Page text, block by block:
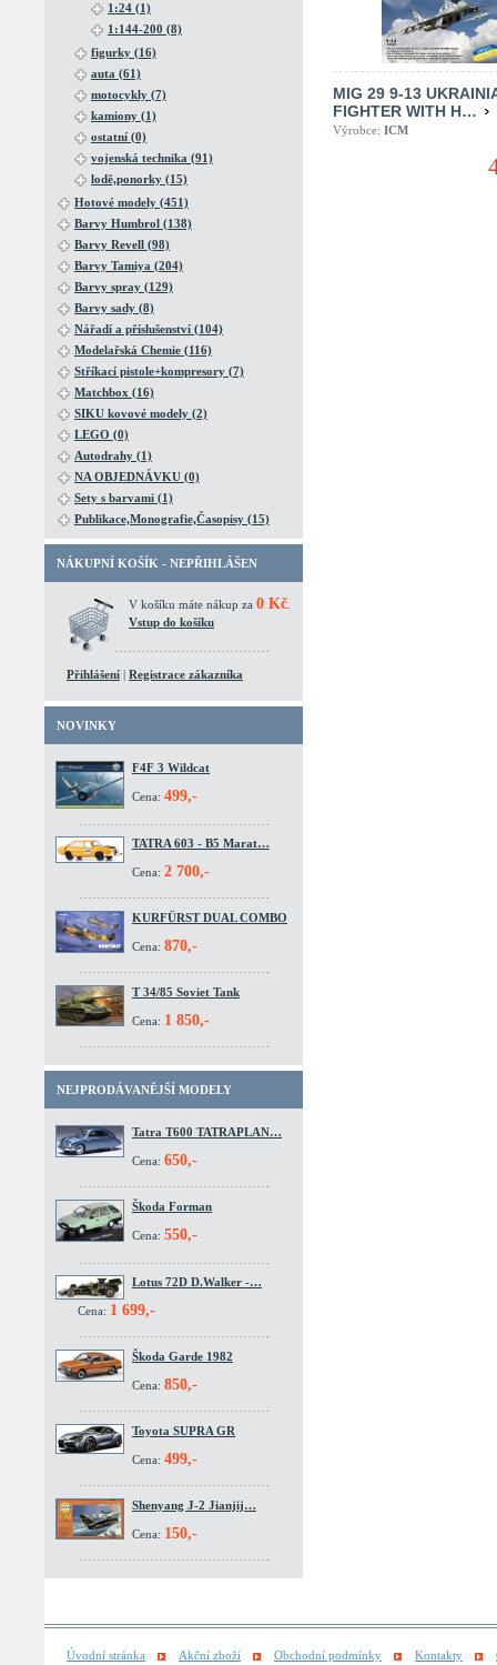
1:24 (1)
1:144-200 (8)
figurky (16)
auta (61)
motocykly (7)
kamiony (1)
ostatní (0)
vojenská technika (91)
lodě,ponorky (15)
Hotové modely (451)
Barvy Humbrol (138)
Barvy Revell (98)
Barvy Tamiya (204)
Barvy spray (129)
Barvy sady (8)
Nářadí a příslušenství (104)
Modelařská Chemie (116)
Stříkací pistole+kompresory (7)
Matchbox (16)
SIKU kovové modely (2)
LEGO (0)
Autodrahy (1)
NA OBJEDNÁVKU (0)
Sety s barvami (1)
Publikace,Monografie,Časopisy (15)
NÁKUPNÍ KOŠÍK - NEPŘIHLÁŠEN
V košíku máte nákup za 0 Kč
Vstup do košíku
Přihlášení | Registrace zákazníka
NOVINKY
F4F 3 Wildcat
Cena: 499,-
TATRA 603 - B5 Marat…
Cena: 2 700,-
KURFÜRST DUAL COMBO
Cena: 870,-
T 34/85 Soviet Tank
Cena: 1 850,-
NEJPRODÁVANĚJŠÍ MODELY
Tatra T600 TATRAPLAN…
Cena: 650,-
Škoda Forman
Cena: 550,-
Lotus 72D D.Walker -…
Cena: 1 699,-
Škoda Garde 1982
Cena: 850,-
Toyota SUPRA GR
Cena: 499,-
Shenyang J-2 Jianjij…
Cena: 150,-
MIG 29 9-13
FIGHTER WITH H…
Výrobce: ICM
Úvodní stránka Akční zboží Obchodní podmínky Kontakty